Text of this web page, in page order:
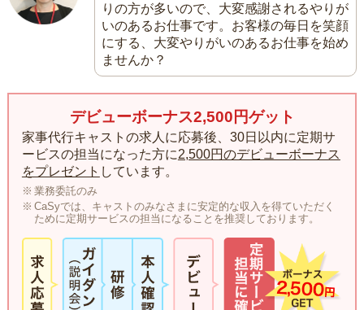
りの方が多いので、大変感謝されるやりが
いのあるお仕事です。お客様の毎日を笑顔
にする、大変やりがいのあるお仕事を始め
ませんか？
デビューボーナス2,500円ゲット
家事代行キャストの求人に応募後、30日以内に定期サ
ービスの担当になった方に2,500円のデビューボーナス
をプレゼント しています。
業務委託のみ
CaSyでは、キャストのみなさまに安定的な収入を得ていただく
ために定期サービスの担当になることを推奨しております。